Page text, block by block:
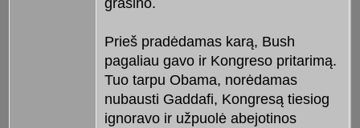
Prieš pradėdamas karą, Bush
pagaliau gavo ir Kongreso pritarimą.
Tuo tarpu Obama, norėdamas
nubausti Gaddafi, Kongresą tiesiog
ignoravo ir užpuolė abejotinos